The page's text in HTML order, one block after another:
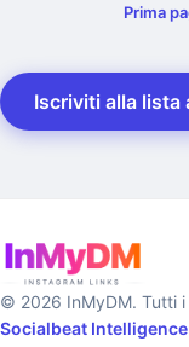
Prima
Iscriviti alla lista
© 2026 InMyDM. Tutti
Socialbeat Intelligence